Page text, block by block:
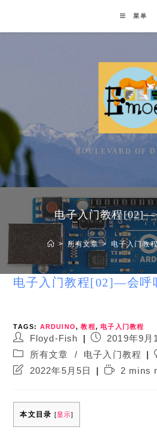
content
菜单
BOULEVARD OF
电子入门教程[02]—
> 所有文章 > 电子入门教
电子入门教程[02]—会呼
TAGS: ARDUINO, 教程, 电子入门教程
Post
author:
Floyd-Fish
Post
published:
2019年9月
Post
category:
所有文章 / 电子入门教程
Post2022年5月5日
Reading
2 mins
本文目录 [显示]